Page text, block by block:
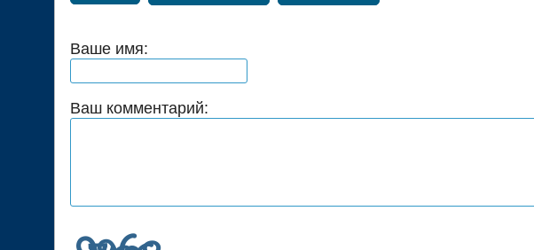
Ваше имя:
Ваш комментарий: